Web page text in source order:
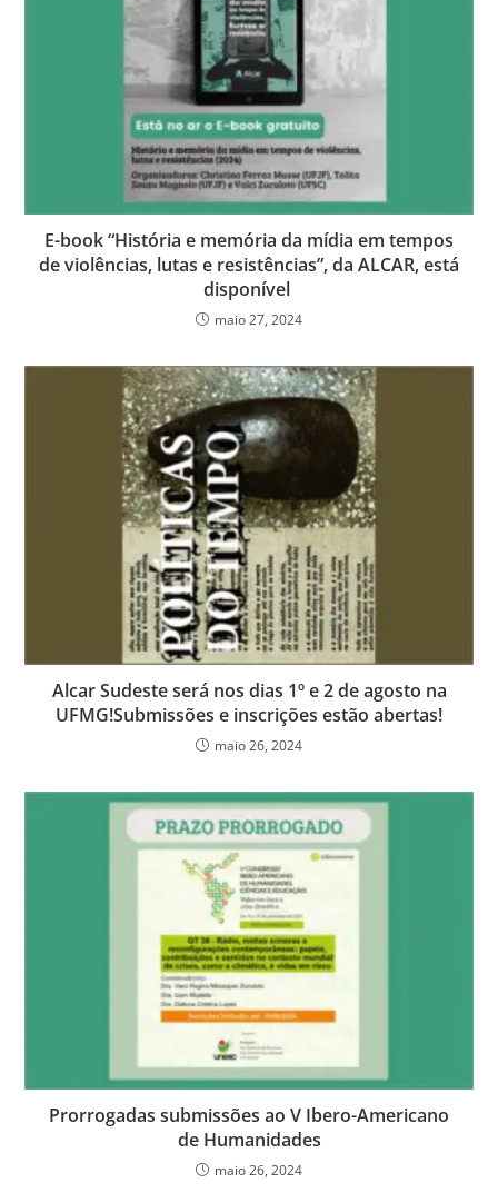
E-book “História e memória da mídia em tempos
de violências, lutas e resistências”, da ALCAR, está
disponível
maio 27, 2024
Alcar Sudeste será nos dias 1º e 2 de agosto na
UFMG!Submissões e inscrições estão abertas!
maio 26, 2024
Prorrogadas submissões ao V Ibero-Americano
de Humanidades
maio 26, 2024